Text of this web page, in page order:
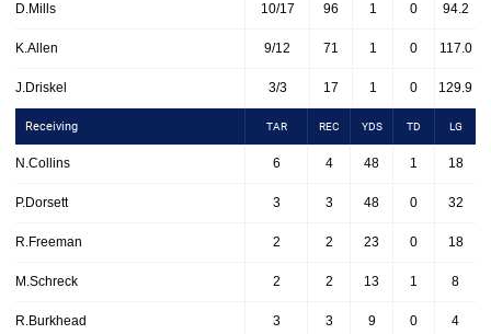
D.Mills 10/17 96 1 0 94.2
K.Allen 9/12 71 1 0 117.0
J.Driskel 3/3 17 1 0 129.9
Receiving TAR REC YDS TD LG
N.Collins 6 4 48 1 18
P.Dorsett 3 3 48 0 32
R.Freeman 2 2 23 0 18
M.Schreck 2 2 13 1 8
R.Burkhead 3 3 9 0 4